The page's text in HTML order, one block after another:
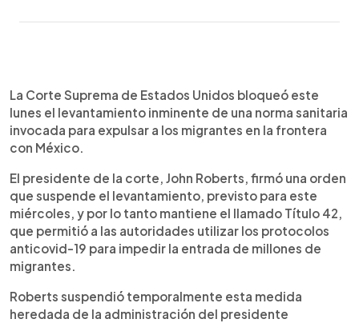
► Escuchar artículo
La Corte Suprema de Estados Unidos bloqueó este
lunes el levantamiento inminente de una norma sanitaria
invocada para expulsar a los migrantes en la frontera
con México.
El presidente de la corte, John Roberts, firmó una orden
que suspende el levantamiento, previsto para este
miércoles, y por lo tanto mantiene el llamado Título 42,
que permitió a las autoridades utilizar los protocolos
anticovid-19 para impedir la entrada de millones de
migrantes.
Roberts suspendió temporalmente esta medida
heredada de la administración del presidente